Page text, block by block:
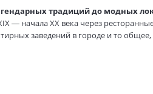
товара:
1259082
ASE000000000897349
978-5-17-184624-4
традиций до модных
— начала ХХ века через
заведений в городе и то общее,
Юмористические зарисовки и